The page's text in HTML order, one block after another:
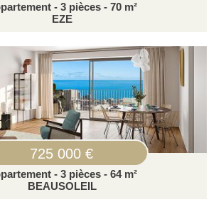
- 3 pièces - 70 m²
EZE
725 000 €
- 3 pièces - 64 m²
BEAUSOLEIL